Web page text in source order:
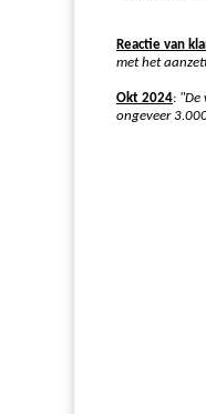
Reactie van
met het
Okt 2024: "De
ongeveer